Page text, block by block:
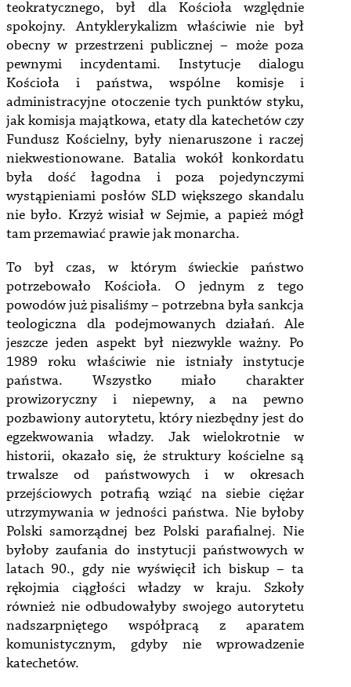
teokratycznego, był dla Kościoła względnie
spokojny. Antyklerykalizm właściwie nie był
obecny w przestrzeni publicznej – może poza
pewnymi incydentami. Instytucje dialogu
Kościoła i państwa, wspólne komisje i
administracyjne otoczenie tych punktów styku,
jak komisja majątkowa, etaty dla katechetów czy
Fundusz Kościelny, były nienaruszone i raczej
niekwestionowane. Batalia wokół konkordatu
była dość łagodna i poza pojedynczymi
wystąpieniami posłów SLD większego skandalu
nie było. Krzyż wisiał w Sejmie, a papież mógł
tam przemawiać prawie jak monarcha.
To był czas, w którym świeckie państwo
potrzebowało Kościoła. O jednym z tego
powodów już pisaliśmy – potrzebna była sankcja
teologiczna dla podejmowanych działań. Ale
jeszcze jeden aspekt był niezwykle ważny. Po
1989 roku właściwie nie istniały instytucje
państwa. Wszystko miało charakter
prowizoryczny i niepewny, a na pewno
pozbawiony autorytetu, który niezbędny jest do
egzekwowania władzy. Jak wielokrotnie w
historii, okazało się, że struktury kościelne są
trwalsze od państwowych i w okresach
przejściowych potrafią wziąć na siebie ciężar
utrzymywania w jedności państwa. Nie byłoby
Polski samorządnej bez Polski parafialnej. Nie
byłoby zaufania do instytucji państwowych w
latach 90., gdy nie wyświęcił ich biskup – ta
rękojmia ciągłości władzy w kraju. Szkoły
również nie odbudowałyby swojego autorytetu
nadszarpniętego współpracą z aparatem
komunistycznym, gdyby nie wprowadzenie
katechetów.